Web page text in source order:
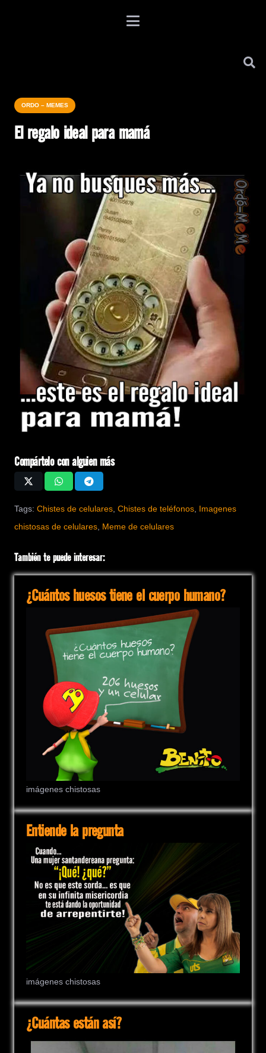
ORDO – MEMES
El regalo ideal para mamá
Compártelo con alguien más
Tags: Chistes de celulares Chistes de teléfonos Imagenes
chistosas de celulares Meme de celulares
También te puede interesar:
¿Cuántos huesos tiene el cuerpo humano?
imágenes chistosas
Entiende la pregunta
imágenes chistosas
¿Cuántas están así?